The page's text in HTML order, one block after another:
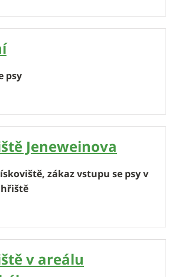
psy
Jeneweinova
zákaz vstupu se psy v
v areálu